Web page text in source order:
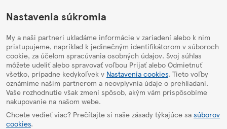
HelpPage
Nastavenia súkromia
My a naši partneri ukladáme informácie v zariadení alebo k nim
pristupujeme, napríklad k jedinečným identifikátorom v súboroch
cookie, za účelom spracúvania osobných údajov. Svoj súhlas
môžete udeliť alebo spravovať voľbou Prijať alebo Odmietnuť
všetko, prípadne kedykoľvek v Nastavenia cookies. Tieto voľby
oznámime našim partnerom a neovplyvnia údaje o prehliadaní.
Vaše rozhodnutie však zmení spôsob, akým vám prispôsobíme
nakupovanie na našom webe.
Chcete vedieť viac? Prečítajte si naše zásady týkajúce sa súborov
cookies.